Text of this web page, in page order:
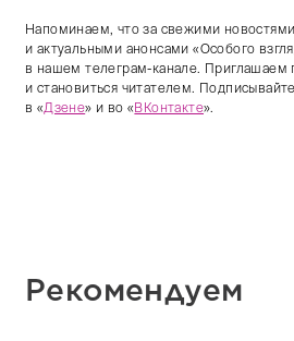
Напоминаем, что за свежими
и актуальными анонсами «Особого
в нашем телеграм-канале. Приглашаем
и становиться читателем.
в «Дзене» и во «ВКонтакте».
Рекомендуем